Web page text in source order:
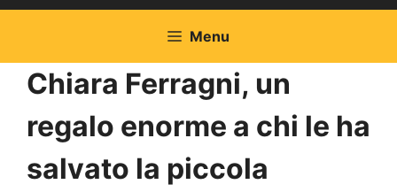
Menu
Chiara Ferragni, un
regalo enorme a chi le ha
salvato la piccola